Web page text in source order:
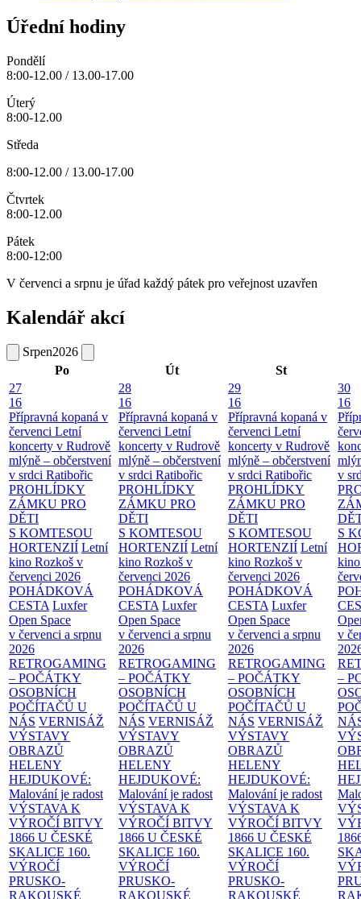
Úřední hodiny
Pondělí
8:00-12.00 / 13.00-17.00
Úterý
8:00-12.00
Středa
8:00-12.00 / 13.00-17.00
Čtvrtek
8:00-12.00
Pátek
8:00-12:00
V červenci a srpnu je úřad každý pátek pro veřejnost uzavřen
Kalendář akcí
Srpen2026
Po
Út
St
27
16
Přípravná kopaná v
červenci Letní
koncerty v Rudrově
mlýně – občerstvení
v srdci Ratibořic
PROHLÍDKY
ZÁMKU PRO
DĚTI
S KOMTESOU
HORTENZIÍ Letní
kino Rozkoš v
červenci 2026
POHÁDKOVÁ
CESTA Luxfer
Open Space
v červenci a srpnu
2026
RETROGAMING
– POČÁTKY
OSOBNÍCH
POČÍTAČŮ U
NÁS VERNISÁŽ
VÝSTAVY
OBRAZŮ
HELENY
HEJDUKOVÉ:
Malování je radost
VÝSTAVA K
VÝROČÍ BITVY
1866 U ČESKÉ
SKALICE 160.
VÝROČÍ
PRUSKO-
RAKOUSKÉ
28
16
Přípravná kopaná v
červenci Letní
koncerty v Rudrově
mlýně – občerstvení
v srdci Ratibořic
PROHLÍDKY
ZÁMKU PRO
DĚTI
S KOMTESOU
HORTENZIÍ Letní
kino Rozkoš v
červenci 2026
POHÁDKOVÁ
CESTA Luxfer
Open Space
v červenci a srpnu
2026
RETROGAMING
– POČÁTKY
OSOBNÍCH
POČÍTAČŮ U
NÁS VERNISÁŽ
VÝSTAVY
OBRAZŮ
HELENY
HEJDUKOVÉ:
Malování je radost
VÝSTAVA K
VÝROČÍ BITVY
1866 U ČESKÉ
SKALICE 160.
VÝROČÍ
PRUSKO-
RAKOUSKÉ
29
16
Přípravná kopaná v
červenci Letní
koncerty v Rudrově
mlýně – občerstvení
v srdci Ratibořic
PROHLÍDKY
ZÁMKU PRO
DĚTI
S KOMTESOU
HORTENZIÍ Letní
kino Rozkoš v
červenci 2026
POHÁDKOVÁ
CESTA Luxfer
Open Space
v červenci a srpnu
2026
RETROGAMING
– POČÁTKY
OSOBNÍCH
POČÍTAČŮ U
NÁS VERNISÁŽ
VÝSTAVY
OBRAZŮ
HELENY
HEJDUKOVÉ:
Malování je radost
VÝSTAVA K
VÝROČÍ BITVY
1866 U ČESKÉ
SKALICE 160.
VÝROČÍ
PRUSKO-
RAKOUSKÉ
30
16
v
S
v
–